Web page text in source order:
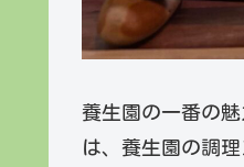
養生園の一番の
は、養生園の調